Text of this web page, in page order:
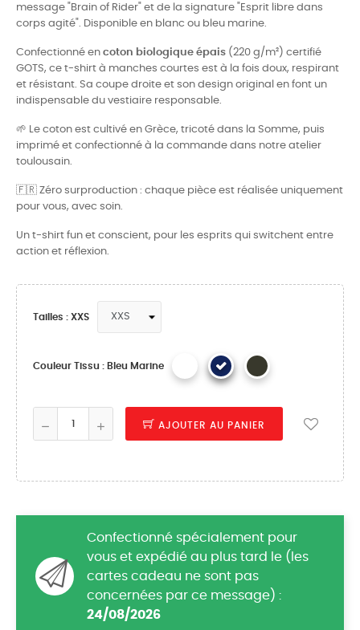
message "Brain of Rider" et de la signature "Esprit libre dans
corps agité". Disponible en blanc ou bleu marine.
Confectionné en coton biologique épais (220 g/m²) certifié
GOTS, ce t-shirt à manches courtes est à la fois doux, respirant
et résistant. Sa coupe droite et son design original en font un
indispensable du vestiaire responsable.
🌱 Le coton est cultivé en Grèce, tricoté dans la Somme, puis
imprimé et confectionné à la commande dans notre atelier
toulousain.
🇫🇷 Zéro surproduction : chaque pièce est réalisée uniquement
pour vous, avec soin.
Un t-shirt fun et conscient, pour les esprits qui switchent entre
action et réflexion.
Tailles : XXS
Couleur Tissu : Bleu Marine
AJOUTER AU PANIER
Confectionné spécialement pour
vous et expédié au plus tard le (les
cartes cadeau ne sont pas
concernées par ce message) :
24/08/2026